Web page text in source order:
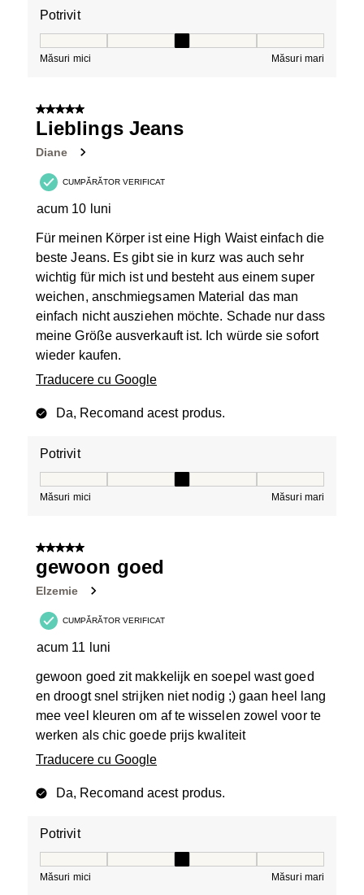
Potrivit
Măsuri mici Măsuri mari
5 din 5 stele.
Lieblings Jeans
Diane
CUMPĂRĂTOR VERIFICAT
acum 10 luni
Für meinen Körper ist eine High Waist einfach die
beste Jeans. Es gibt sie in kurz was auch sehr
wichtig für mich ist und besteht aus einem super
weichen, anschmiegsamen Material das man
einfach nicht ausziehen möchte. Schade nur dass
meine Größe ausverkauft ist. Ich würde sie sofort
wieder kaufen.
Traducere cu Google
Da, Recomand acest produs.
Potrivit
Măsuri mici Măsuri mari
5 din 5 stele.
gewoon goed
Elzemie
CUMPĂRĂTOR VERIFICAT
acum 11 luni
gewoon goed zit makkelijk en soepel wast goed
en droogt snel strijken niet nodig ;) gaan heel lang
mee veel kleuren om af te wisselen zowel voor te
werken als chic goede prijs kwaliteit
Traducere cu Google
Da, Recomand acest produs.
Potrivit
Măsuri mici Măsuri mari